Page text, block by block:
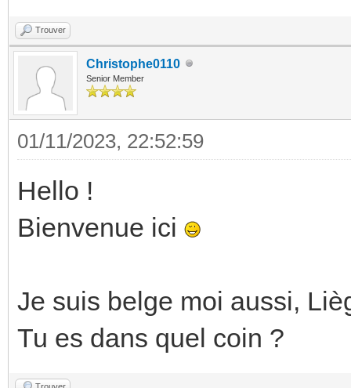
Trouver
Christophe0110
Senior Member
01/11/2023, 22:52:59
Hello !
Bienvenue ici
Je suis belge moi aussi,
Tu es dans quel coin ?